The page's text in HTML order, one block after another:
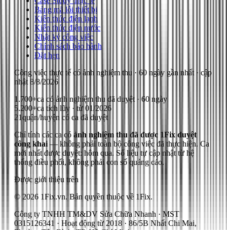
Bảng mã lỗi thiết bị
Kiến thức điện lạnh
Kiến thức điện nước
Nhật ký công việc
Chính sách bảo hành
Đặt hẹn
Công việc thực tế có ảnh nghiệm thu · 60 ngày gần nhất · cập
nhật 8/8/2026
1.700+ca có ảnh nghiệm thu đã duyệt · 60 ngày
5.200+ca tích lũy · từ 01/2026
21quận/huyện có ca đã duyệt
Chỉ tính các ca có ảnh nghiệm thu đã được 1Fix duyệt
công khai — không phải toàn bộ công việc đã thực hiện. Ca
mới nhất được duyệt: hôm qua. Số liệu tự cập nhật từ hệ
thống điều phối, không phải con số quảng cáo.
Được giới thiệu trên
© 2026 1Fix.vn. Bản quyền thuộc về 1Fix.
Công ty TNHH TM&DV Sửa Chữa Nhanh · MST
0315126341 · Hoạt động từ 2018 · 86/5B Nhất Chi Mai,